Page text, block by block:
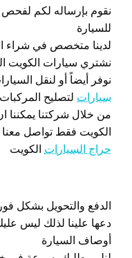
نقوم بإرساله لكم لفحص
للسيارة
لدينا متخصص في شراء
نشتري سيارات الكويت
نوفر أيضاً أو لنقل
سيارات لتصليح
من خلال شركتنا
الكويت فقط تواصل معنا
حراج السيارات الكويت
الدفع والتحويل بشكل
دعها علينا لذلك ليس
أوصاف السيارة